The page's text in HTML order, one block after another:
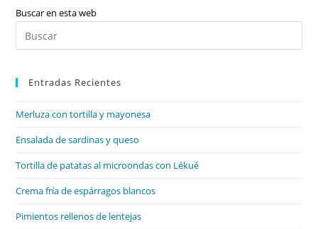
Buscar en esta web
Entradas Recientes
Merluza con tortilla y mayonesa
Ensalada de sardinas y queso
Tortilla de patatas al microondas con Lékué
Crema fría de espárragos blancos
Pimientos rellenos de lentejas